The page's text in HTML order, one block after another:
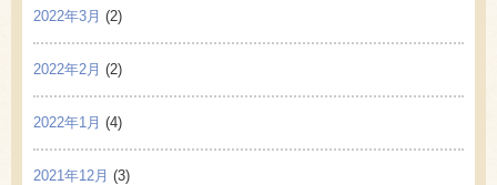
2022年3月 (2)
2022年2月 (2)
2022年1月 (4)
2021年12月 (3)